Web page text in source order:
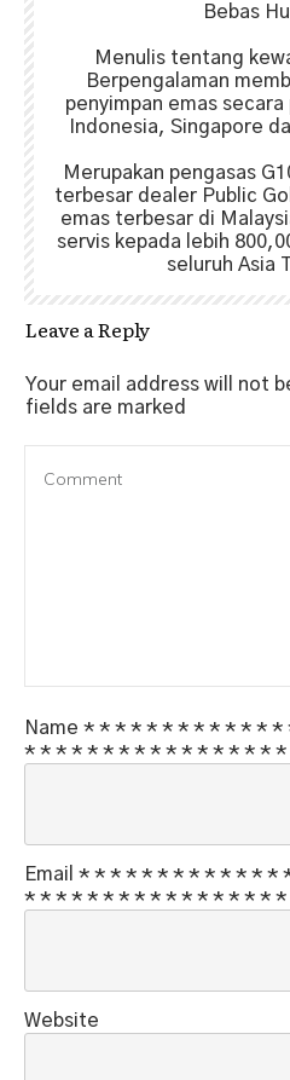
Bebas
Menulis tentang
Berpengalaman
penyimpan emas
Indonesia, Singapore
Merupakan pengasas
terbesar dealer Public
emas terbesar di
servis kepada lebih
seluruh Asia
Leave a Reply
Your email address will not
fields are marked
Name * * * * * * * * * * * * *
* * * * * * * * * * * * * * * * *
Email * * * * * * * * * * * * *
* * * * * * * * * * * * * * * * *
Website